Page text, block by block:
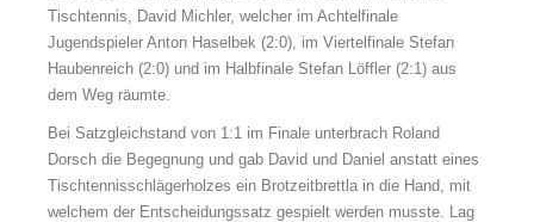
Tischtennis, David Michler, welcher im Achtelfinale
Jugendspieler Anton Haselbek (2:0), im Viertelfinale Stefan
Haubenreich (2:0) und im Halbfinale Stefan Löffler (2:1) aus
dem Weg räumte.
Bei Satzgleichstand von 1:1 im Finale unterbrach Roland
Dorsch die Begegnung und gab David und Daniel anstatt eines
Tischtennisschlägerholzes ein Brotzeitbrettla in die Hand, mit
welchem der Entscheidungssatz gespielt werden musste. Lag